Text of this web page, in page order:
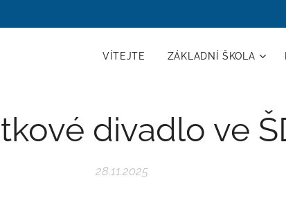
VÍTEJTE ZÁKLADNÍ ŠKOLA
divadlo ve
28.11.2025